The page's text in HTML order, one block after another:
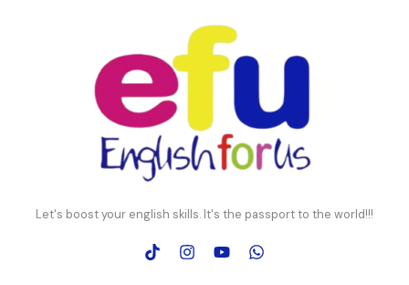
Let's boost your english skills. It's the passport to the world!!!